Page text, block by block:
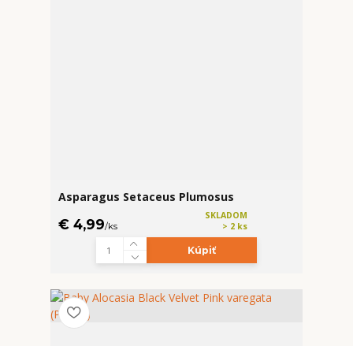
Asparagus Setaceus Plumosus
€ 4,99/ks
SKLADOM
> 2 ks
Kúpiť